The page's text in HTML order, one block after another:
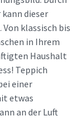
dieser
klassisch bis
in Ihrem
Haushalt
Teppich
einer
etwas
an der Luft